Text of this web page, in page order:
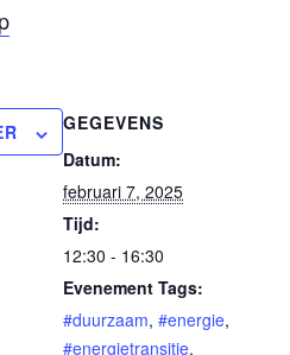
GEGEVENS
Datum:
februari 7, 2025
Tijd:
12:30 - 16:30
Evenement Tags:
#duurzaam,#energie,
#energietransitie,